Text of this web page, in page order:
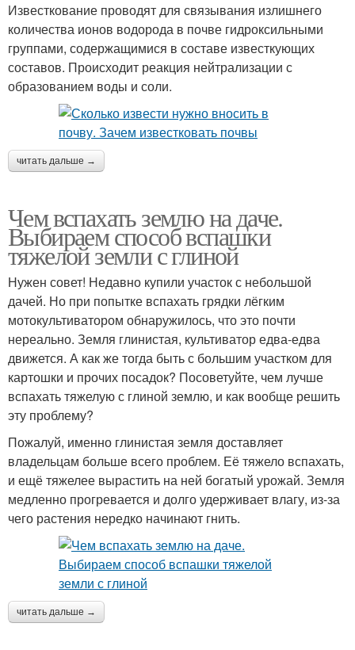
Известкование проводят для связывания излишнего
количества ионов водорода в почве гидроксильными
группами, содержащимися в составе известкующих
составов. Происходит реакция нейтрализации с
образованием воды и соли.
читать дальше →
Чем вспахать землю на даче.
Выбираем способ вспашки
тяжелой земли с глиной
Нужен совет! Недавно купили участок с небольшой
дачей. Но при попытке вспахать грядки лёгким
мотокультиватором обнаружилось, что это почти
нереально. Земля глинистая, культиватор едва-едва
движется. А как же тогда быть с большим участком для
картошки и прочих посадок? Посоветуйте, чем лучше
вспахать тяжелую с глиной землю, и как вообще решить
эту проблему?
Пожалуй, именно глинистая земля доставляет
владельцам больше всего проблем. Её тяжело вспахать,
и ещё тяжелее вырастить на ней богатый урожай. Земля
медленно прогревается и долго удерживает влагу, из-за
чего растения нередко начинают гнить.
читать дальше →